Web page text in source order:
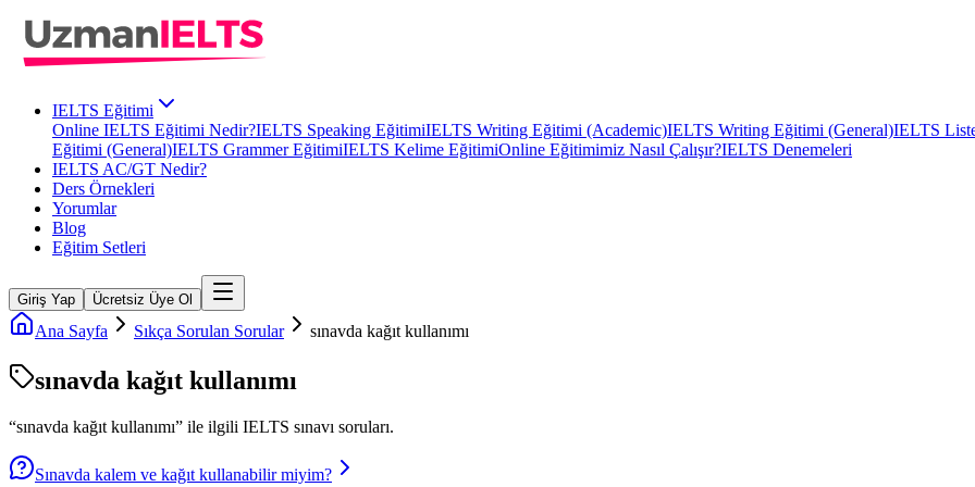
IELTS Eğitimi
Online IELTS Eğitimi Nedir?IELTS Speaking EğitimiIELTS Writing Eğitimi (Academic)IELTS Writing Eğitimi (General)IELTS
Eğitimi (General)IELTS Grammer EğitimiIELTS Kelime EğitimiOnline Eğitimimiz Nasıl Çalışır?IELTS Denemeleri
IELTS AC/GT Nedir?
Ders Örnekleri
Yorumlar
Blog
Eğitim Setleri
Giriş Yap Ücretsiz Üye Ol
Ana Sayfa Sıkça Sorulan Sorular sınavda kağıt kullanımı
sınavda kağıt kullanımı
“sınavda kağıt kullanımı” ile ilgili IELTS sınavı soruları.
Sınavda kalem ve kağıt kullanabilir miyim?